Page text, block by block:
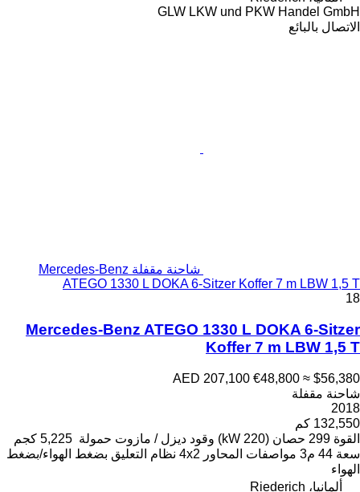
GLW
شاحنة مقفلة Mercedes-Benz
ATEGO 1330 L DOKA
Mercedes-Benz ATEGO
AED
ديزل / مازوت حمولة 5,225 كجم
4x2 نظام التعليق بضغط الهواء/بضغط